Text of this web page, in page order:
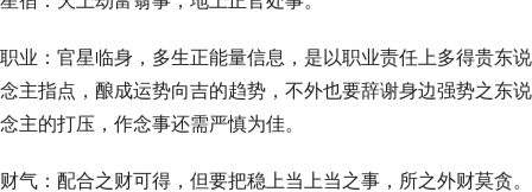
职业：官星临身，多生正能量信息，是以职业责任上多得贵东说
念主指点，酿成运势向吉的趋势，不外也要辞谢身边强势之东说
念主的打压，作念事还需严慎为佳。
财气：配合之财可得，但要把稳上当上当之事，所之外财莫贪。